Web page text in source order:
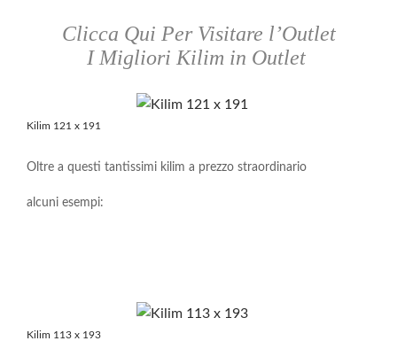
Clicca Qui Per Visitare l’Outlet
I Migliori Kilim in Outlet
Kilim 121 x 191
Oltre a questi tantissimi kilim a prezzo straordinario
alcuni esempi:
Kilim 113 x 193